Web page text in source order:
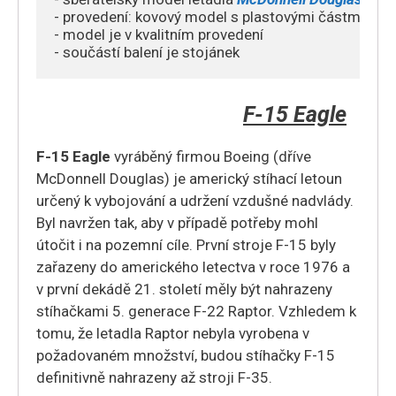
Area
Responsibility)
Sept
2020
množství
- provedení: kovový model s plastovými částmi
- model je v kvalitním provedení
- součástí balení je stojánek
F-15 Eagle
F-15 Eagle vyráběný firmou Boeing (dříve
McDonnell Douglas) je americký stíhací letoun
určený k vybojování a udržení vzdušné nadvlády.
Byl navržen tak, aby v případě potřeby mohl
útočit i na pozemní cíle. První stroje F-15 byly
zařazeny do amerického letectva v roce 1976 a
v první dekádě 21. století měly být nahrazeny
stíhačkami 5. generace F-22 Raptor. Vzhledem k
tomu, že letadla Raptor nebyla vyrobena v
požadovaném množství, budou stíhačky F-15
definitivně nahrazeny až stroji F-35.